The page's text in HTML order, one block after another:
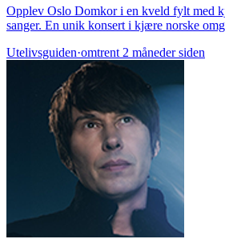
Opplev Oslo Domkor i en kveld fylt med
sanger. En unik konsert i kjære norske
Utelivsguiden·omtrent 2 måneder siden